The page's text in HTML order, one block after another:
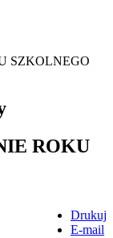
SZKOLNEGO
ROKU
Drukuj
E-mail